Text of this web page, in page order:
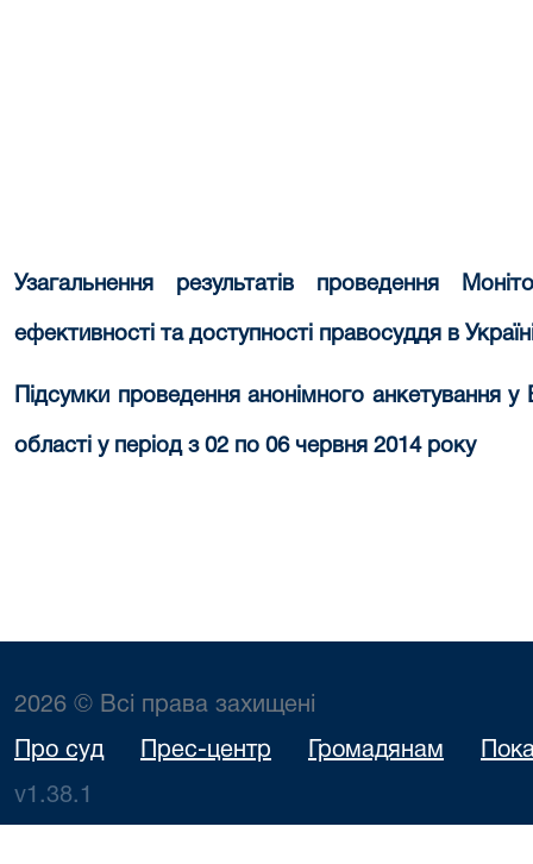
Узагальнення результатів проведення
ефективності та доступності правосуддя в
Підсумки проведення анонімного анкетування у
області у період з 02 по 06 червня 2014 року
2026 © Всі права захищені
Про суд Прес-центр Громадянам
v1.38.1